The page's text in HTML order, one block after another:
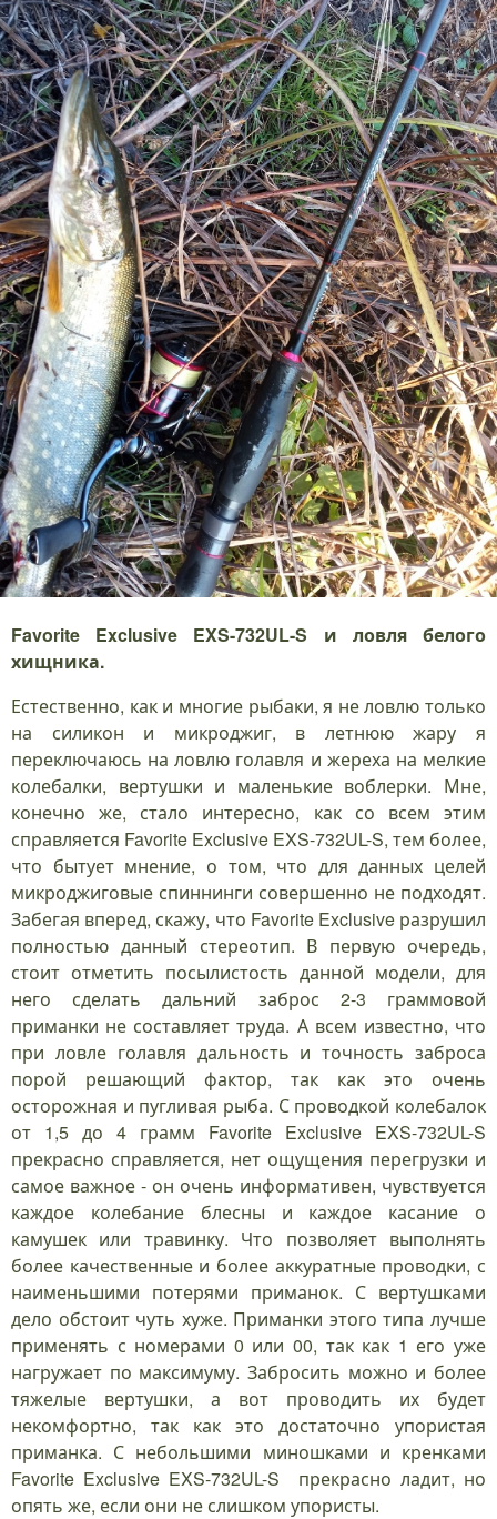
Favorite Exclusive EXS-732UL-S и ловля белого
хищника.
Естественно, как и многие рыбаки, я не ловлю только
на силикон и микроджиг, в летнюю жару я
переключаюсь на ловлю голавля и жереха на мелкие
колебалки, вертушки и маленькие воблерки. Мне,
конечно же, стало интересно, как со всем этим
справляется Favorite Exclusive EXS-732UL-S, тем более,
что бытует мнение, о том, что для данных целей
микроджиговые спиннинги совершенно не подходят.
Забегая вперед, скажу, что Favorite Exclusive разрушил
полностью данный стереотип. В первую очередь,
стоит отметить посылистость данной модели, для
него сделать дальний заброс 2-3 граммовой
приманки не составляет труда. А всем известно, что
при ловле голавля дальность и точность заброса
порой решающий фактор, так как это очень
осторожная и пугливая рыба. С проводкой колебалок
от 1,5 до 4 грамм Favorite Exclusive EXS-732UL-S
прекрасно справляется, нет ощущения перегрузки и
самое важное - он очень информативен, чувствуется
каждое колебание блесны и каждое касание о
камушек или травинку. Что позволяет выполнять
более качественные и более аккуратные проводки, с
наименьшими потерями приманок. С вертушками
дело обстоит чуть хуже. Приманки этого типа лучше
применять с номерами 0 или 00, так как 1 его уже
нагружает по максимуму. Забросить можно и более
тяжелые вертушки, а вот проводить их будет
некомфортно, так как это достаточно упористая
приманка. С небольшими миношками и кренками
Favorite Exclusive EXS-732UL-S прекрасно ладит, но
опять же, если они не слишком упористы.